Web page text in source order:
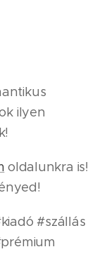
ilyen
oldalunkra is!
#szállás